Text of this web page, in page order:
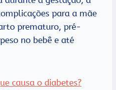
para a mãe
prematuro, pré-
no bebê e até
causa o diabetes?